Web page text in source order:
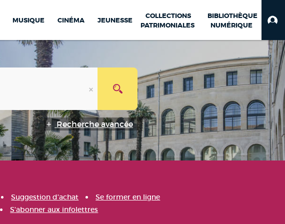
MUSIQUE CINÉMA JEUNESSE
COLLECTIONS
PATRIMONIALES
BIBLIOTHÈQUE
NUMÉRIQUE
Recherche avancée
Suggestion d'achat
Se former en ligne
S'abonner aux infolettres